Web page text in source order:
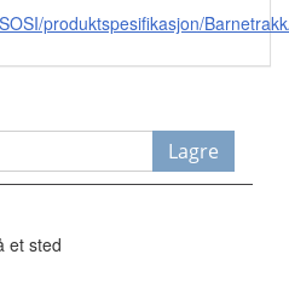
produktspesifikasjon/
Lagre
et sted